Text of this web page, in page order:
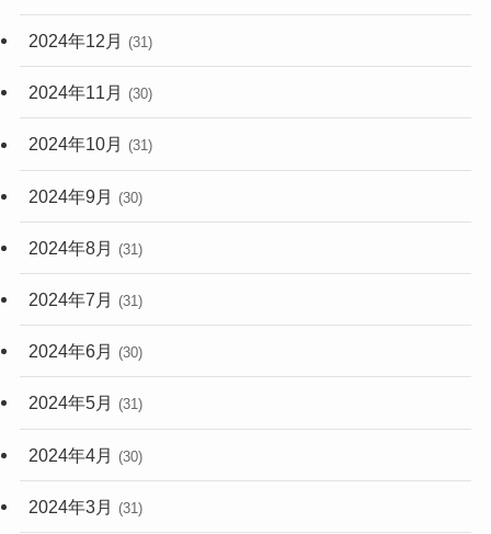
2024年12月 (31)
2024年11月 (30)
2024年10月 (31)
2024年9月 (30)
2024年8月 (31)
2024年7月 (31)
2024年6月 (30)
2024年5月 (31)
2024年4月 (30)
2024年3月 (31)